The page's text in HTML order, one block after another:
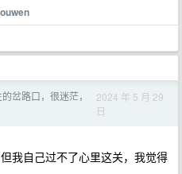
岔路口，很迷茫，
2024 年 5 月 29
日
我自己过不了心里这关，我觉得